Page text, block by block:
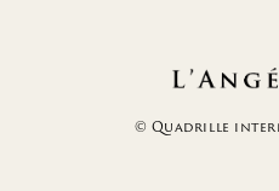
© Quadrille